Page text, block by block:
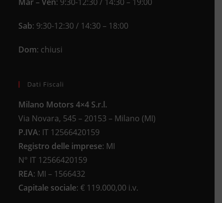
Sab: 9:30-12:30 / 14:30 – 18:00
Dom: chiusi
Dati Fiscali
Milano Motors 4×4 S.r.l.
Via Novara, 545 – 20153 – Milano (MI)
P.IVA: IT 12566420159
Registro delle imprese: MI
N° IT 12566420159
REA: MI – 1566432
Capitale sociale: € 119.000,00 i.v.